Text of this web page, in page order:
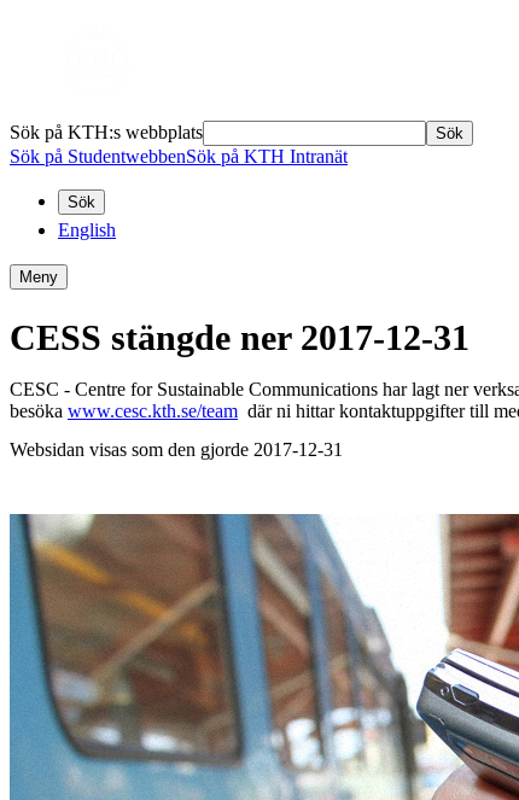
Sök på KTH:s webbplats Sök
Sök på StudentwebbenSök på KTH Intranät
Sök
English
Meny
CESS stängde ner 2017-12-31
CESC - Centre for Sustainable Communications har lagt ner
besöka www.cesc.kth.se/team där ni hittar kontaktuppgifter till
Websidan visas som den gjorde 2017-12-31